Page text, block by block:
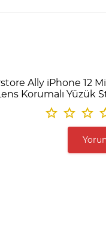
Ally iPhone 12
Korumalı Yüzük